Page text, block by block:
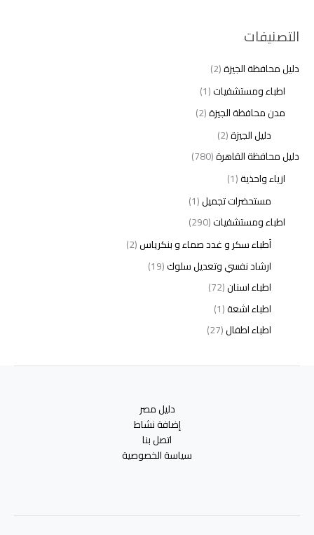
التصنيفات
دليل محافظة الجيزة(2)
اطباء ومستشفيات(1)
مدن محافظة الجيزة(2)
دليل الجيزة(2)
دليل محافظة القاهرة(780)
ازياء واحذية(1)
مستحضرات تجميل(1)
اطباء ومستشفيات(290)
أطباء سكر و غدد صماء و بنكرياس(2)
ارشاد نفسي وتعديل سلوك(19)
اطباء اسنان(72)
اطباء اشعة(1)
اطباء اطفال(27)
اطباء امراض الذكورة(1)
اطباء انف واذن وحنجرة(4)
دليل مصر
إضافة نشاط
اتصل بنا
سياسة الخصوصية